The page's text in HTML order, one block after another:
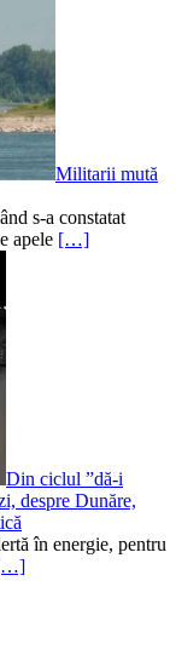
Militarii mută
s-a constatat
apele […]
Din ciclul ”dă-i
despre Dunăre,
în energie, pentru